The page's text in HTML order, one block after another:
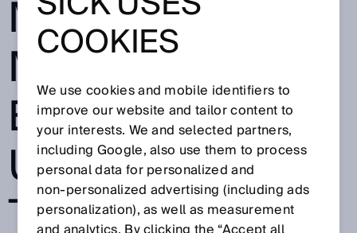
MARSIC,
MISURARE LE
EMISSIONI PER
UNA MAGGIORE
TRASPARENZA
COOKIES
We use cookies and mobile identifiers to
improve our website and tailor content to
your interests. We and selected partners,
including Google, also use them to process
personal data for personalized and
non‑personalized advertising (including ads
personalization), as well as measurement